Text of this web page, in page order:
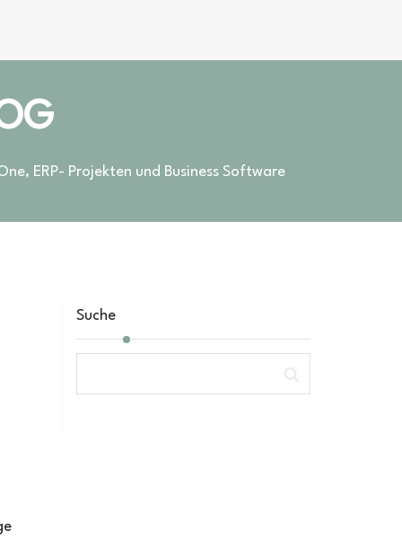
ERP- Projekten und Business Software
Suche